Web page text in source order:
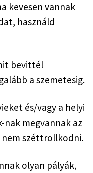
kevesen vannak
használd
bevittél
a szemetesig.
és/vagy a helyi
megvannak az
nem széttrollkodni.
olyan pályák,